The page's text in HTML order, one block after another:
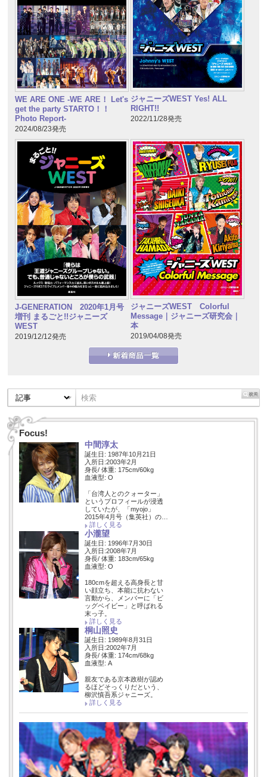
WE ARE ONE -WE ARE！ Let's
get the party STARTO！！
Photo Report-
2024/08/23発売
ジャニーズWEST Yes! ALL
RIGHT!!
2022/11/28発売
J-GENERATION 2020年1月号
増刊 まるごと!!ジャニーズ
WEST
2019/12/12発売
ジャニーズWEST Colorful
Message｜ジャニーズ研究会｜
本
2019/04/08発売
Focus!
中間淳太
誕生日: 1987年10月21日
入所日:2003年2月
身長/ 体重: 175cm/60kg
血液型: O
「台湾人とのクォーター」
というプロフィールが浸透
していたが、「myojo」
2015年4月号（集英社）の…
詳しく見る
小瀧望
誕生日: 1996年7月30日
入所日:2008年7月
身長/ 体重: 183cm/65kg
血液型: O
180cmを超える高身長と甘
い顔立ち、本能に抗わない
言動から、メンバーに「ビ
ッグベイビー」と呼ばれる
末っ子。
詳しく見る
桐山照史
誕生日: 1989年8月31日
入所日:2002年7月
身長/ 体重: 174cm/68kg
血液型: A
親友である京本政樹が認め
るほどそっくりだという、
柳沢慎吾系ジャニーズ。
詳しく見る